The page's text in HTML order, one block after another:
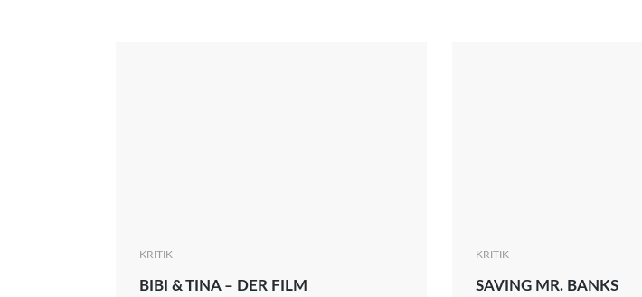
Magdalena Zalewski
KRITIK
BIBI & TINA – DER FILM
KRITIK
SAVING MR. BANKS